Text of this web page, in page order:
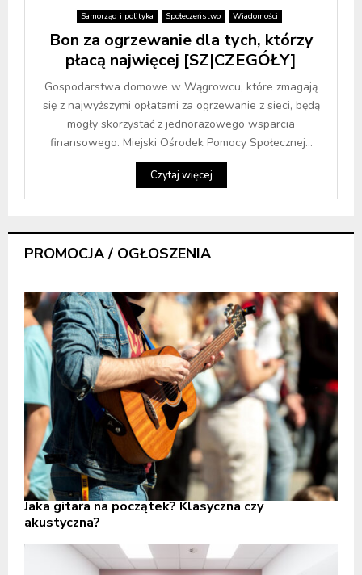
Samorząd i polityka Społeczeństwo Wiadomości
Bon za ogrzewanie dla tych, którzy
płacą najwięcej [SZ|CZEGÓŁY]
Gospodarstwa domowe w Wągrowcu, które zmagają
się z najwyższymi opłatami za ogrzewanie z sieci, będą
mogły skorzystać z jednorazowego wsparcia
finansowego. Miejski Ośrodek Pomocy Społecznej...
Czytaj więcej
PROMOCJA / OGŁOSZENIA
Jaka gitara na początek? Klasyczna czy
akustyczna?